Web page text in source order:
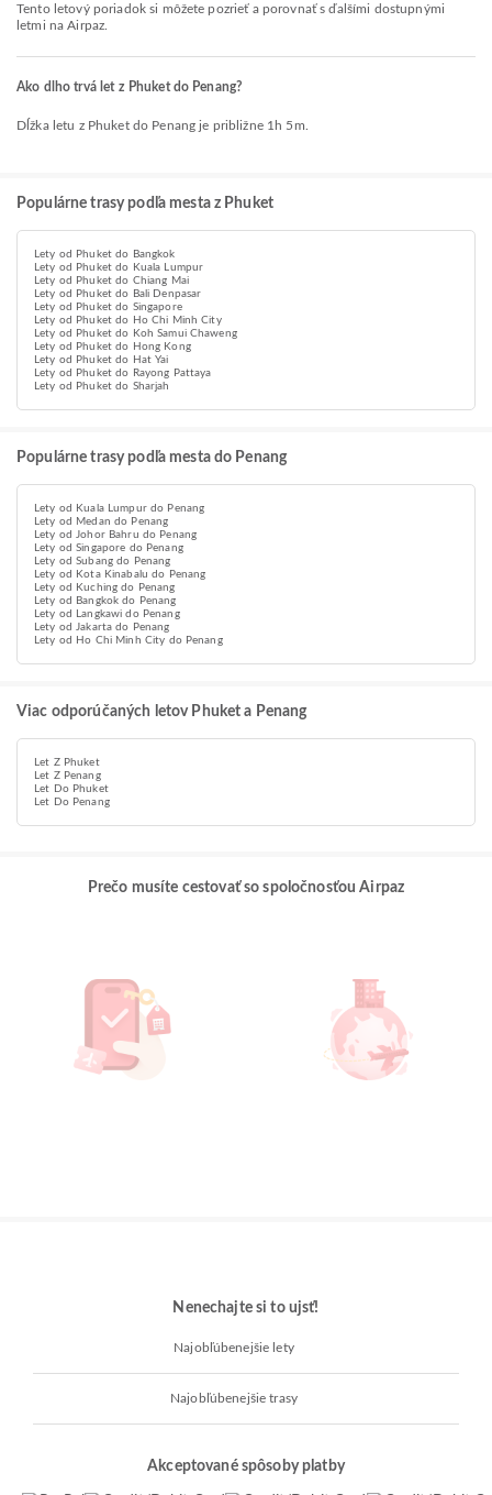
Tento letový poriadok si môžete pozrieť a porovnať s ďalšími dostupnými
letmi na Airpaz.
Ako dlho trvá let z Phuket do Penang?
Dĺžka letu z Phuket do Penang je približne 1h 5m.
Populárne trasy podľa mesta z Phuket
Lety od Phuket do Bangkok
Lety od Phuket do Kuala Lumpur
Lety od Phuket do Chiang Mai
Lety od Phuket do Bali Denpasar
Lety od Phuket do Singapore
Lety od Phuket do Ho Chi Minh City
Lety od Phuket do Koh Samui Chaweng
Lety od Phuket do Hong Kong
Lety od Phuket do Hat Yai
Lety od Phuket do Rayong Pattaya
Lety od Phuket do Sharjah
Populárne trasy podľa mesta do Penang
Lety od Kuala Lumpur do Penang
Lety od Medan do Penang
Lety od Johor Bahru do Penang
Lety od Singapore do Penang
Lety od Subang do Penang
Lety od Kota Kinabalu do Penang
Lety od Kuching do Penang
Lety od Bangkok do Penang
Lety od Langkawi do Penang
Lety od Jakarta do Penang
Lety od Ho Chi Minh City do Penang
Viac odporúčaných letov Phuket a Penang
Let Z Phuket
Let Z Penang
Let Do Phuket
Let Do Penang
Prečo musíte cestovať so spoločnosťou Airpaz
Nenechajte si to ujsť!
Najobľúbenejšie lety
Najobľúbenejšie trasy
Akceptované spôsoby platby